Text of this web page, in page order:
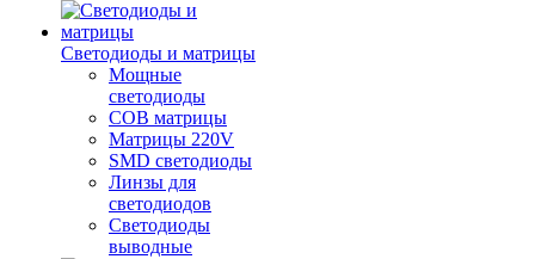
Светодиоды и матрицы
Мощные
светодиоды
COB матрицы
Матрицы 220V
SMD светодиоды
Линзы для
светодиодов
Светодиоды
выводные